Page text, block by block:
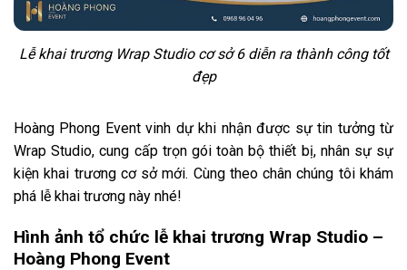
Lễ khai trương Wrap Studio cơ sở 6 diễn ra thành công tốt
đẹp
Hoàng Phong Event vinh dự khi nhận được sự tin tưởng từ
Wrap Studio, cung cấp trọn gói toàn bộ thiết bị, nhân sự sự
kiện khai trương cơ sở mới. Cùng theo chân chúng tôi khám
phá lễ khai trương này nhé!
Hình ảnh tổ chức lễ khai trương Wrap Studio –
Hoàng Phong Event